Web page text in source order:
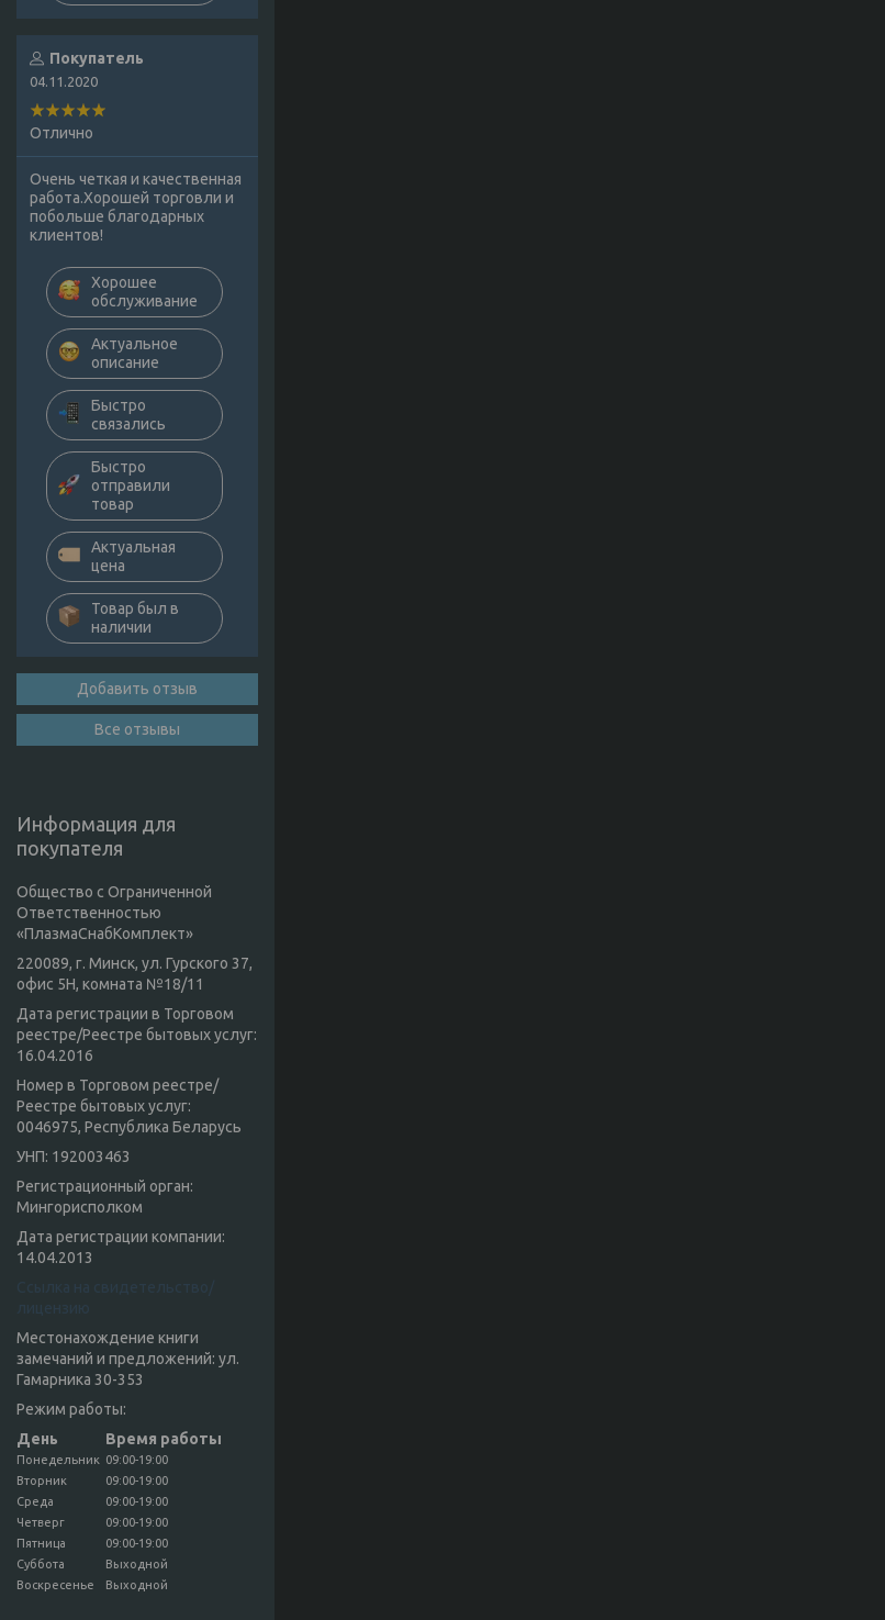
Покупатель
04.11.2020
Отлично
Очень четкая и качественная
работа.Хорошей торговли и
побольше благодарных
клиентов!
Хорошее
обслуживание
Актуальное
описание
Быстро
связались
Быстро
отправили
товар
Актуальная
цена
Товар был в
наличии
Добавить отзыв
Все отзывы
Информация для
покупателя
Общество с Ограниченной
Ответственностью
«ПлазмаСнабКомплект»
220089, г. Минск, ул. Гурского 37,
офис 5Н, комната №18/11
Дата регистрации в Торговом
реестре/Реестре бытовых услуг:
16.04.2016
Номер в Торговом реестре/
Реестре бытовых услуг:
0046975, Республика Беларусь
УНП: 192003463
Регистрационный орган:
Мингорисполком
Дата регистрации компании:
14.04.2013
Ссылка на свидетельство/
Местонахождение книги
замечаний и предложений: ул.
Гамарника 30-353
Режим работы:
День
Время работы
Понедельник 09:00-19:00
Вторник
09:00-19:00
Среда
09:00-19:00
Четверг
09:00-19:00
Пятница
09:00-19:00
Суббота
Выходной
Воскресенье
Выходной